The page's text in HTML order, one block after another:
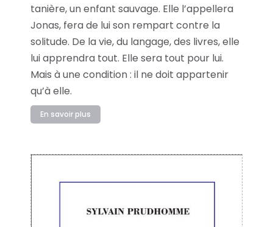
tanière, un enfant sauvage. Elle l’appellera
Jonas, fera de lui son rempart contre la
solitude. De la vie, du langage, des livres, elle
lui apprendra tout. Elle sera tout pour lui.
Mais à une condition : il ne doit appartenir
qu’à elle.
En savoir plus